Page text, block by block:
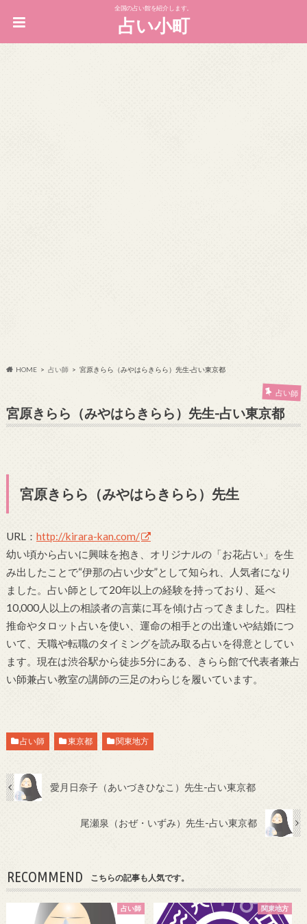
全国の占い館を紹介します。
占い小町
HOME 占い師 宮原きらら（みやはらきらら）先生-占い東京都
占い師
宮原きらら（みやはらきらら）先生-占い東京都
宮原きらら（みやはらきらら）先生
URL： http://kirara-kan.com/
幼い頃から占いに興味を抱き、オリジナルの「お花占い」を生
み出したことで“伊那の占い少女”として知られ、人気者になり
ました。占い師として20年以上の経験を持っており、延べ
10,000人以上の相談者の言葉に耳を傾け占ってきました。四柱
推命やタロット占いを使い、運命の相手との出逢いや結婚につ
いて、天職や転職のタイミングを読み取る占いを得意としてい
ます。現在は渋谷駅から徒歩5分にある、きらら館で代表者兼占
い師兼占い教室の講師の三足のわらじを履いています。
占い師 東京都 関東地方
愛月日奈子（あいづきひなこ）先生-占い東京都
尾瀬泉（おぜ・いずみ）先生-占い東京都
RECOMMEND こちらの記事も人気です。
占い師 関東地方